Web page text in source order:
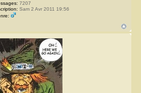
7207
Sam 2 Avr 2011 19:56